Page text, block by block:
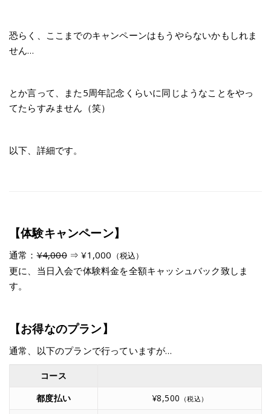
恐らく、ここまでのキャンペーンはもうやらないかもしれま
せん…
とか言って、また5周年記念くらいに同じようなことをやっ
てたらすみません（笑）
以下、詳細です。
【体験キャンペーン】
通常：¥4,000⇒ ¥1,000 （税込）
更に、当日入会で体験料金を全額キャッシュバック致しま
す。
【お得なのプラン】
通常、以下のプランで行っていますが…
コース
都度払い
¥8,500 （税込）